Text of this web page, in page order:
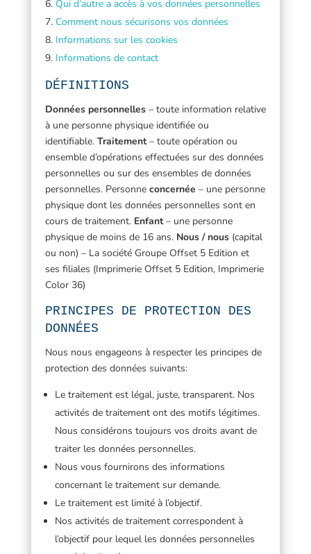
Qui d’autre a accès à vos données personnelles
Comment nous sécurisons vos données
Informations sur les cookies
Informations de contact
DÉFINITIONS
Données personnelles– toute information relative
à une personne physique identifiée ou
identifiable. Traitement– toute opération ou
ensemble d’opérations effectuées sur des données
personnelles ou sur des ensembles de données
personnelles. Personne concernée – une personne
physique dont les données personnelles sont en
cours de traitement. Enfant– une personne
physique de moins de 16 ans. Nous / nous(capital
ou non) – La société Groupe Offset 5 Edition et
ses filiales (Imprimerie Offset 5 Edition, Imprimerie
Color 36)
PRINCIPES DE PROTECTION DES
DONNÉES
Nous nous engageons à respecter les principes de
protection des données suivants:
Le traitement est légal, juste, transparent. Nos
activités de traitement ont des motifs légitimes.
Nous considérons toujours vos droits avant de
traiter les données personnelles.
Nous vous fournirons des informations
concernant le traitement sur demande.
Le traitement est limité à l’objectif.
Nos activités de traitement correspondent à
l’objectif pour lequel les données personnelles